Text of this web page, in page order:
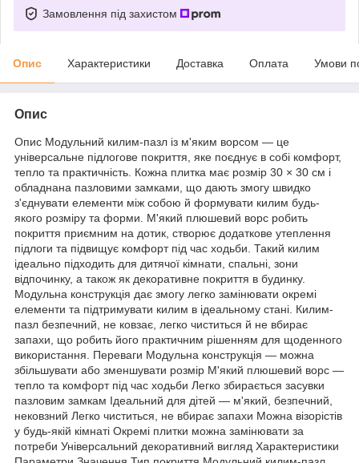
Замовлення під захистом
Опис Характеристики Доставка Оплата Умови
Опис
Опис Модульний килим-пазл із м'яким ворсом — це
універсальне підлогове покриття, яке поєднує в собі комфорт,
тепло та практичність. Кожна плитка має розмір 30 × 30 см і
обладнана пазловими замками, що дають змогу швидко
з'єднувати елементи між собою й формувати килим будь-
якого розміру та форми. М'який плюшевий ворс робить
покриття приємним на дотик, створює додаткове утеплення
підлоги та підвищує комфорт під час ходьби. Такий килим
ідеально підходить для дитячої кімнати, спальні, зони
відпочинку, а також як декоративне покриття в будинку.
Модульна конструкція дає змогу легко замінювати окремі
елементи та підтримувати килим в ідеальному стані. Килим-
пазл безпечний, не ковзає, легко чиститься й не вбирає
запахи, що робить його практичним рішенням для щоденного
використання. Переваги Модульна конструкція — можна
збільшувати або зменшувати розмір М'який плюшевий ворс —
тепло та комфорт під час ходьби Легко збирається засувки
пазловим замкам Ідеальний для дітей — м'який, безпечний,
нековзний Легко чиститься, не вбирає запахи Можна візорістів
у будь-якій кімнаті Окремі плитки можна замінювати за
потреби Універсальний декоративний вигляд Характеристики